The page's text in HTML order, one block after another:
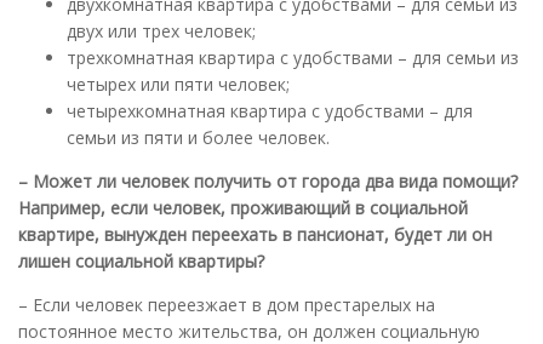
двух или трех человек;
трехкомнатная квартира с удобствами – для семьи из
четырех или пяти человек;
четырехкомнатная квартира с удобствами – для
семьи из пяти и более человек.
– Может ли человек получить от города два вида помощи?
Например, если человек, проживающий в социальной
квартире, вынужден переехать в пансионат, будет ли он
лишен социальной квартиры?
– Если человек переезжает в дом престарелых на
постоянное место жительства, он должен социальную